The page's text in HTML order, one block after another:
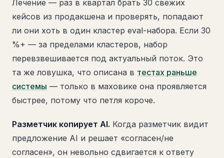
Лечение — раз в квартал брать 30 свежих
кейсов из продакшена и проверять, попадают
ли они хоть в один кластер eval-набора. Если 30
%+ — за пределами кластеров, набор
перевзвешивается под актуальный поток. Это
та же ловушка, что описана в тестах раньше
системы — только в маховике она проявляется
быстрее, потому что петля короче.
Разметчик копирует AI. Когда разметчик видит
предложение AI и решает «согласен/не
согласен», он невольно сдвигается к ответу